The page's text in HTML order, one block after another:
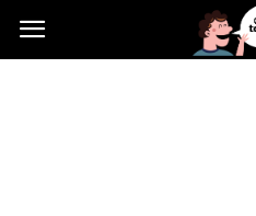
Cowtoruniu.pl